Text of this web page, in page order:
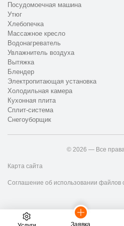
Заявка
Посудомоечная машина
Утюг
Хлебопечка
Массажное кресло
Водонагреватель
Увлажнитель воздуха
Вытяжка
Блендер
Электропитающая установка
Холодильная камера
Кухонная плита
Сплит-система
Снегоуборщик
© 2026 — Все
Карта сайта
Соглашение об использовании файлов